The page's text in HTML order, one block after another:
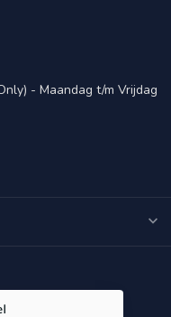
- Maandag t/m Vrijdag